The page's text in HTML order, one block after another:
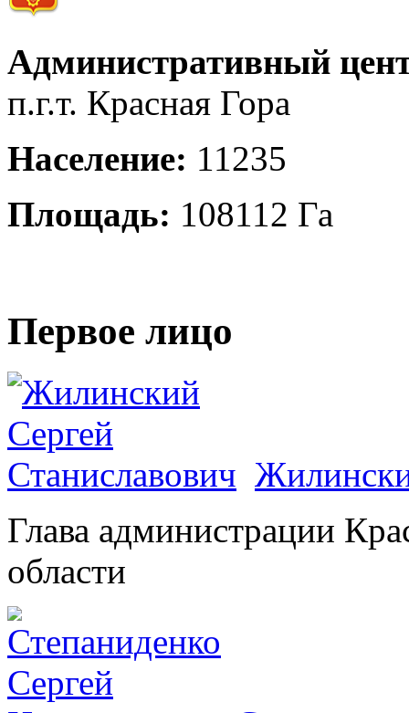
Административный
п.г.т. Красная Гора
Население: 11235
Площадь: 108112 Га
Первое лицо
Глава администрации
области